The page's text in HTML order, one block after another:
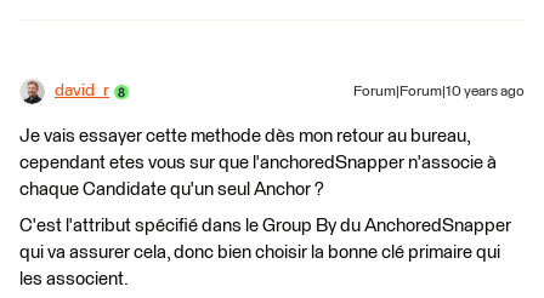
david_r Forum|Forum|10 years ago
Je vais essayer cette methode dès mon retour au bureau,
cependant etes vous sur que l'anchoredSnapper n'associe à
chaque Candidate qu'un seul Anchor ?
C'est l'attribut spécifié dans le Group By du AnchoredSnapper
qui va assurer cela, donc bien choisir la bonne clé primaire qui
les associent.